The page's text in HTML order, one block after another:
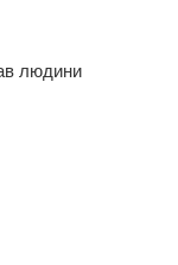
людини